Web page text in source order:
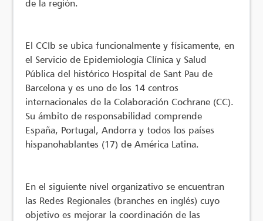
de la región.
El CCIb se ubica funcionalmente y físicamente, en
el Servicio de Epidemiología Clínica y Salud
Pública del histórico Hospital de Sant Pau de
Barcelona y es uno de los 14 centros
internacionales de la Colaboración Cochrane (CC).
Su ámbito de responsabilidad comprende
España, Portugal, Andorra y todos los países
hispanohablantes (17) de América Latina.
En el siguiente nivel organizativo se encuentran
las Redes Regionales (branches en inglés) cuyo
objetivo es mejorar la coordinación de las